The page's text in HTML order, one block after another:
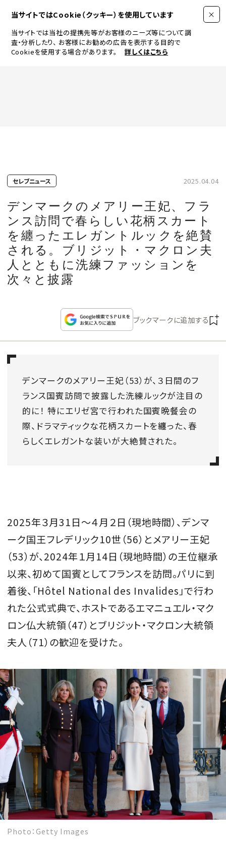
当サイトではCookie（クッキー）を使用しています
当サイトでは当社の提携先等がお客様のニーズ等について調
査・分析したり、 お客様にお勧めの広告を表示する目的で
Cookieを使用する場合があります。
詳しくはこちら
JEWELRY & WATCH
LIFESTYLE
CULTURE
CELEBRITY
WEDDING
FORTUNE
SDGs
MAGAZINE
「The SPUR Club」。便利な機能と特典を無料で楽し
めます。
ログイン・新規会員登録
FOLLOW US
MAGAZINE
SPUR 2026 JULY
2026年9月号
2026-07-23発売
最新号を試し読み
セレブニュース 2025.04.04
デンマークのメアリー王妃、フラ
ンス訪問で春らしい花柄スカート
を纏ったエレガントルックを絶賛
される。ブリジット・マクロン夫
人とともに洗練ファッションを
次々と披露
ブックマークに追加する
デンマークのメアリー王妃（53）が、３日間のフ
ランス国賓訪問で披露した洗練ルックが注目の
的に！ 特にエリゼ宮で行われた国賓晩餐会の
際、ドラマティックな花柄スカートを纏った、春
らしくエレガントな装いが大絶賛された。
2025年３月31日〜４月２日（現地時間）、デンマ
ーク国王フレデリック10世（56）とメアリー王妃
（53）が、2024年１月14日（現地時間）の王位継承
以来、初めて国賓としてフランスを訪問。パリに到
着後、「Hôtel National des Invalides」で行わ
れた公式式典で、ホストであるエマニュエル・マク
ロン仏大統領（47）とブリジット・マクロン大統領
夫人（71）の歓迎を受けた。
Photo：Getty Images